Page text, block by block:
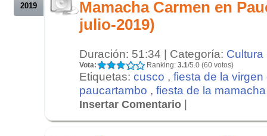
2019
Mamacha Carmen en
julio-2019)
Duración: 51:34 | Categoría: Cultura
Vota: Ranking: 3.1/5.0 (60 votos)
Etiquetas: cusco , fiesta de la
paucartambo , fiesta de la
Insertar Comentario |